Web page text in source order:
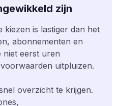
zijn
kiezen is lastiger dan het
abonnementen en
niet eerst uren
uitpluizen.
overzicht te krijgen.